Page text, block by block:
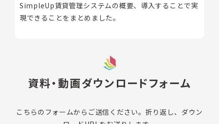
SimpleUp賃貸管理システムの概要、導入することで実
現できることをまとめました。
資料・動画ダウンロードフォーム
こちらのフォームからご送信ください。折り返し、ダウン